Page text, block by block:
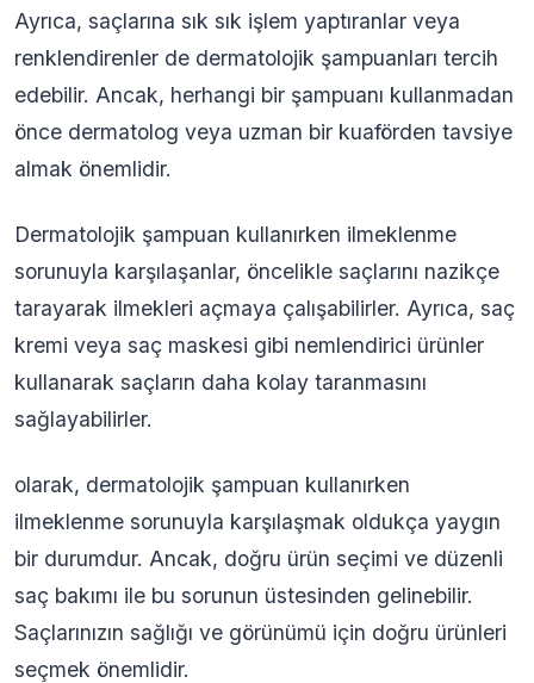
Ayrıca, saçlarına sık sık işlem yaptıranlar veya
renklendirenler de dermatolojik şampuanları tercih
edebilir. Ancak, herhangi bir şampuanı kullanmadan
önce dermatolog veya uzman bir kuaförden tavsiye
almak önemlidir.
Dermatolojik şampuan kullanırken ilmeklenme
sorunuyla karşılaşanlar, öncelikle saçlarını nazikçe
tarayarak ilmekleri açmaya çalışabilirler. Ayrıca, saç
kremi veya saç maskesi gibi nemlendirici ürünler
kullanarak saçların daha kolay taranmasını
sağlayabilirler.
olarak, dermatolojik şampuan kullanırken
ilmeklenme sorunuyla karşılaşmak oldukça yaygın
bir durumdur. Ancak, doğru ürün seçimi ve düzenli
saç bakımı ile bu sorunun üstesinden gelinebilir.
Saçlarınızın sağlığı ve görünümü için doğru ürünleri
seçmek önemlidir.